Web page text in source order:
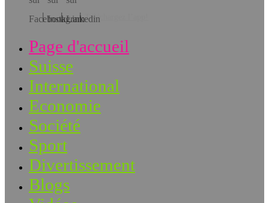
Téléchargez l’app!
Page d'accueil
Suisse
International
Economie
Société
Sport
Divertissement
Blogs